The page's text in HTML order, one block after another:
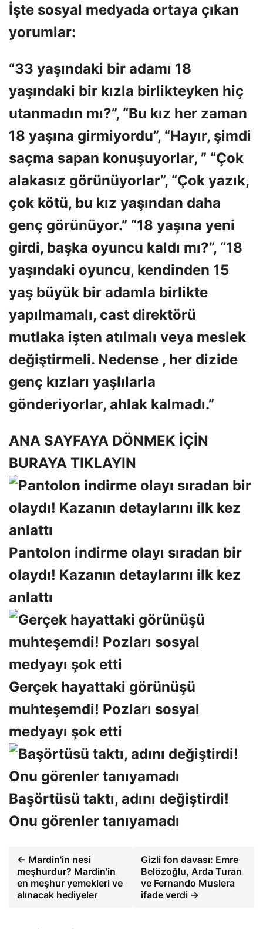
İşte sosyal medyada ortaya çıkan
yorumlar:
“33 yaşındaki bir adamı 18
yaşındaki bir kızla birlikteyken hiç
utanmadın mı?”, “Bu kız her zaman
18 yaşına girmiyordu”, “Hayır, şimdi
saçma sapan konuşuyorlar, ” “Çok
alakasız görünüyorlar”, “Çok yazık,
çok kötü, bu kız yaşından daha
genç görünüyor.” “18 yaşına yeni
girdi, başka oyuncu kaldı mı?”, “18
yaşındaki oyuncu, kendinden 15
yaş büyük bir adamla birlikte
yapılmamalı, cast direktörü
mutlaka işten atılmalı veya meslek
değiştirmeli. Nedense , her dizide
genç kızları yaşlılarla
gönderiyorlar, ahlak kalmadı.”
ANA SAYFAYA DÖNMEK İÇİN
BURAYA TIKLAYIN
Pantolon indirme olayı sıradan bir
olaydı! Kazanın detaylarını ilk kez
anlattı
Gerçek hayattaki görünüşü
muhteşemdi! Pozları sosyal
medyayı şok etti
Başörtüsü taktı, adını değiştirdi!
Onu görenler tanıyamadı
← Mardin'in nesi
meşhurdur? Mardin'in
en meşhur yemekleri ve
alınacak hediyeler
Gizli fon davası: Emre
Belözoğlu, Arda Turan
ve Fernando Muslera
ifade verdi →